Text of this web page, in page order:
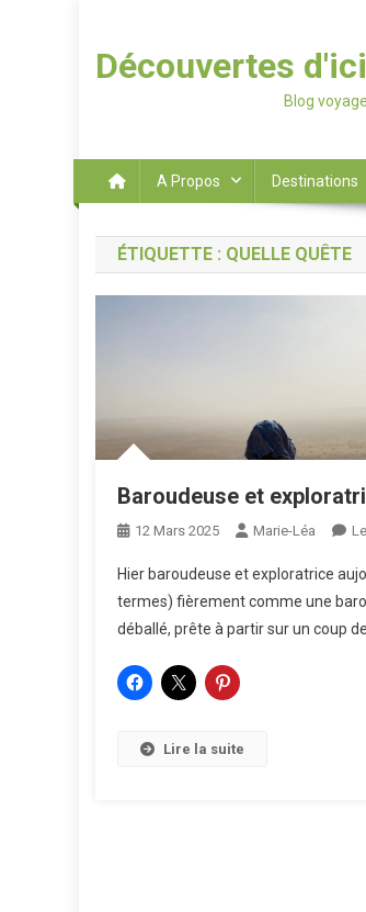
Découvertes
Blog voyage
A Propos Destinations
ÉTIQUETTE : QUELLE QUÊTE
Baroudeuse et
12 Mars 2025 Marie-Léa
Hier baroudeuse et exploratrice
termes) fièrement comme une
déballé, prête à partir sur un coup
Lire la suite